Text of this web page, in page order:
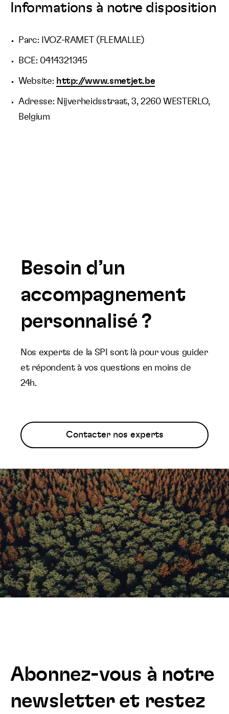
Informations à notre disposition
Parc: IVOZ-RAMET (FLEMALLE)
BCE: 0414321345
Website: http://www.smetjet.be
Adresse: Nijverheidsstraat, 3, 2260 WESTERLO,
Belgium
Besoin d’un
accompagnement
personnalisé ?
Nos experts de la SPI sont là pour vous guider
et répondent à vos questions en moins de
24h.
Contacter nos experts
Abonnez-vous à notre
newsletter et restez